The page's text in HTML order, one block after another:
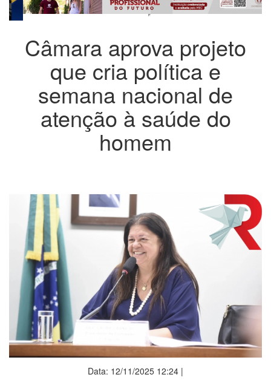
Câmara aprova projeto
que cria política e
semana nacional de
atenção à saúde do
homem